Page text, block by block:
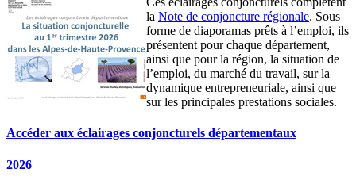
la Note de conjoncture régionale. Sous
forme de diaporamas prêts à l’emploi, ils
présentent pour chaque département,
ainsi que pour la région, la situation de
l’emploi, du marché du travail, sur la
dynamique entrepreneuriale, ainsi que
sur les principales prestations sociales.
Accéder aux éclairages conjoncturels départementaux
2026